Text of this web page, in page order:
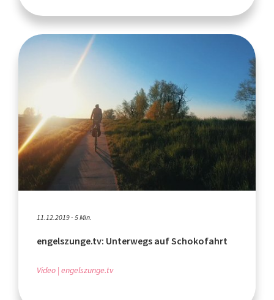
11.12.2019 - 5 Min.
engelszunge.tv: Unterwegs auf Schokofahrt
Video engelszunge.tv